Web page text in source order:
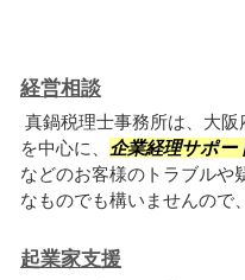
経営相談
真鍋税理士事務所は、大阪
を中心に、 企業経理サポー
などのお客様のトラブルや
なものでも構いませんので
起業家支援